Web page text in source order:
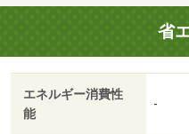
ンクロゼット／保証人不要
２４時間緊急通報システ
不要／床下収納／雨戸／複
上利用可／敷地内ごみ置き
都市ガス／シャッター／
ＢＴフレンドリー／初期
省
エネルギー消費性
能
-